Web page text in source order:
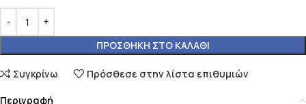
ΠΡΟΣΘΉΚΗ ΣΤΟ ΚΑΛΆΘΙ
Συγκρίνω Πρόσθεσε στην λίστα επιθυμιών
Περιγραφή